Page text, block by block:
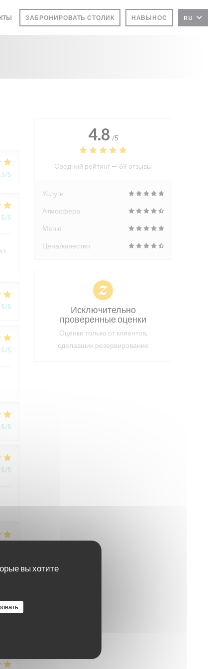
вы хотите
ЗАБРОНИРОВАТЬ СТОЛИК НАВЫНОС RU
5/5
5/5
5/5
5/5
5/5
5/5
4.8 /5
Средний рейтинг — 69 отзывы
Услуги
Атмосфера
Меню
Цена/качество
Исключительно
проверенные оценки
Оценки только от клиентов,
сделавших резервирование